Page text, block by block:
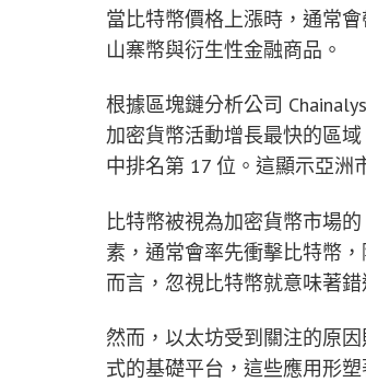
當比特幣價格上漲時，通常
山寨幣與衍生性金融商品。
根據區塊鏈分析公司
加密貨幣活動增長最快的區
中排名第 17 位。這顯示亞洲
比特幣被視為加密貨幣市場
素，通常會率先衝擊比特幣
而言，忽視比特幣就意味著
然而，以太坊受到關注的原
式的基礎平台，這些應用形